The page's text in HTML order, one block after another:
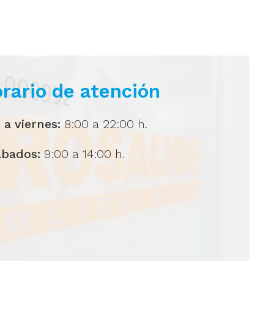
de atención
a viernes: 8:00 a 22:00 h.
9:00 a 14:00 h.